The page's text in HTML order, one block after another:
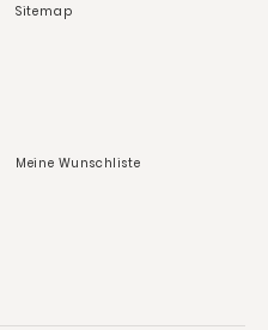
Sitemap
Meine Wunschliste